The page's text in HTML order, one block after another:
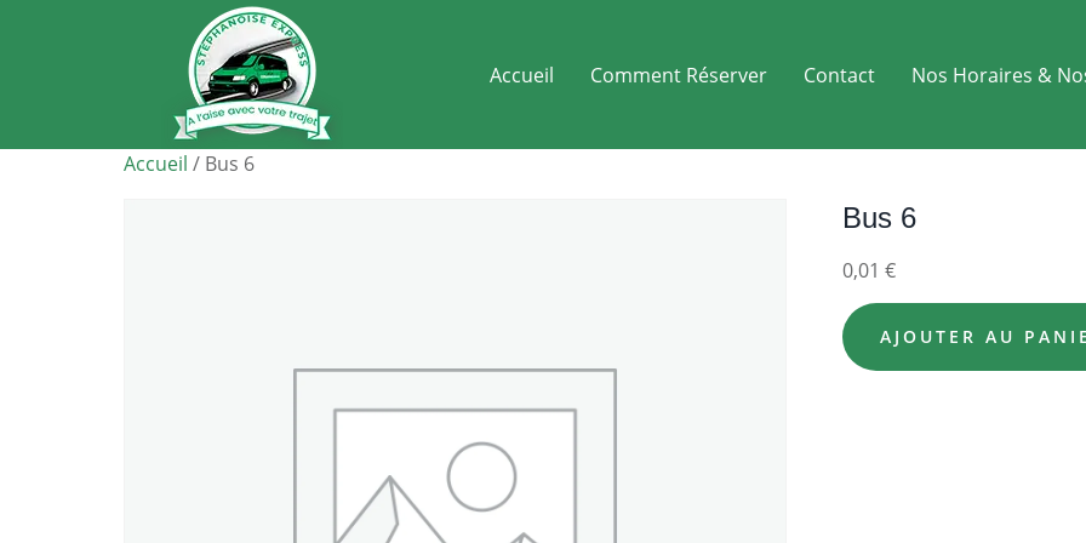
Accueil Comment Réserver Contact Nos Horaires &
Accueil / Bus 6
Bus 6
0,01 €
AJOUTER AU